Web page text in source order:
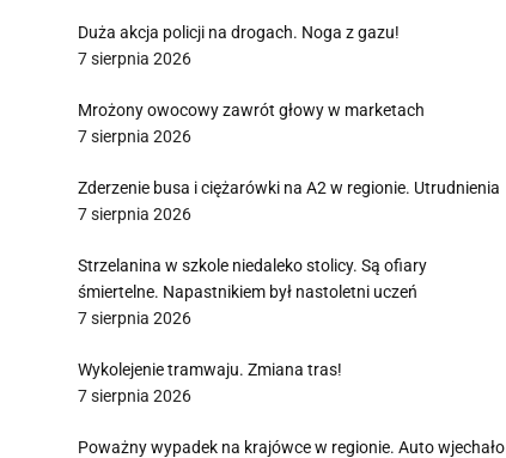
Duża akcja policji na drogach. Noga z gazu!
7 sierpnia 2026
Mrożony owocowy zawrót głowy w marketach
7 sierpnia 2026
Zderzenie busa i ciężarówki na A2 w regionie. Utrudnienia
7 sierpnia 2026
Strzelanina w szkole niedaleko stolicy. Są ofiary
śmiertelne. Napastnikiem był nastoletni uczeń
7 sierpnia 2026
Wykolejenie tramwaju. Zmiana tras!
7 sierpnia 2026
Poważny wypadek na krajówce w regionie. Auto wjechało